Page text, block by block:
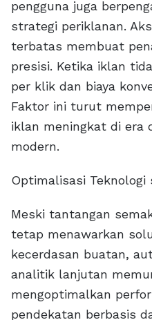
pengguna juga
strategi periklanan.
terbatas membuat
presisi. Ketika iklan
per klik dan biaya
Faktor ini turut
iklan meningkat di era
modern.
Optimalisasi Teknologi
Meski tantangan
tetap menawarkan
kecerdasan buatan,
analitik lanjutan
mengoptimalkan
pendekatan berbasis